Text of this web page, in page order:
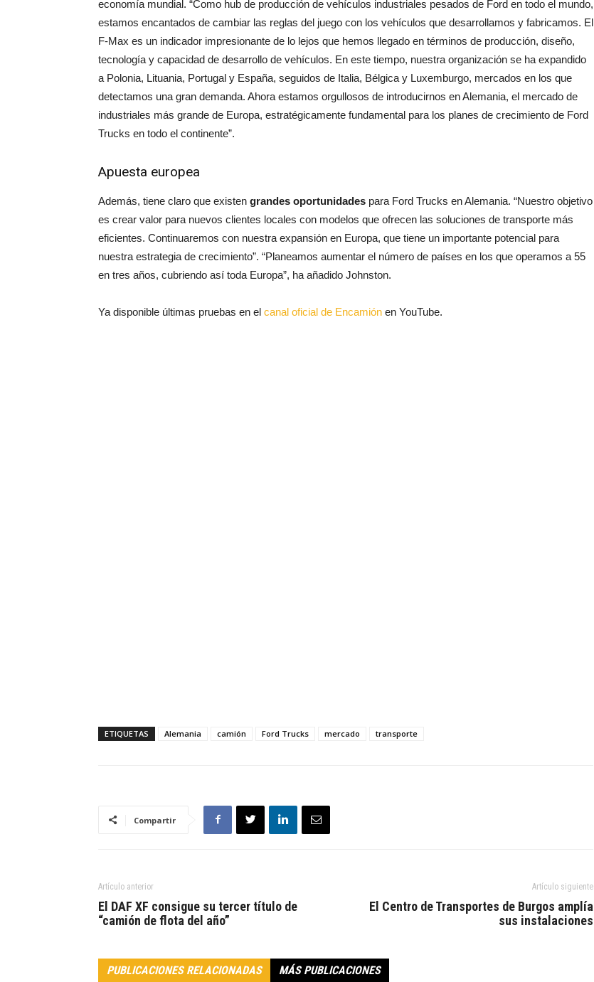
economía mundial. “Como hub de producción de vehículos industriales pesados de Ford en todo el mundo,
estamos encantados de cambiar las reglas del juego con los vehículos que desarrollamos y fabricamos. El
F-Max es un indicador impresionante de lo lejos que hemos llegado en términos de producción, diseño,
tecnología y capacidad de desarrollo de vehículos. En este tiempo, nuestra organización se ha expandido
a Polonia, Lituania, Portugal y España, seguidos de Italia, Bélgica y Luxemburgo, mercados en los que
detectamos una gran demanda. Ahora estamos orgullosos de introducirnos en Alemania, el mercado de
industriales más grande de Europa, estratégicamente fundamental para los planes de crecimiento de Ford
Trucks en todo el continente”.
Apuesta europea
Además, tiene claro que existen grandes oportunidades para Ford Trucks en Alemania. “Nuestro objetivo
es crear valor para nuevos clientes locales con modelos que ofrecen las soluciones de transporte más
eficientes. Continuaremos con nuestra expansión en Europa, que tiene un importante potencial para
nuestra estrategia de crecimiento”. “Planeamos aumentar el número de países en los que operamos a 55
en tres años, cubriendo así toda Europa”, ha añadido Johnston.
Ya disponible últimas pruebas en el canal oficial de Encamión en YouTube.
ETIQUETAS Alemania camión Ford Trucks mercado transporte
Compartir
Artículo anterior
El DAF XF consigue su tercer título de
“camión de flota del año”
Artículo siguiente
El Centro de Transportes de Burgos amplía
sus instalaciones
PUBLICACIONES RELACIONADAS MÁS PUBLICACIONES